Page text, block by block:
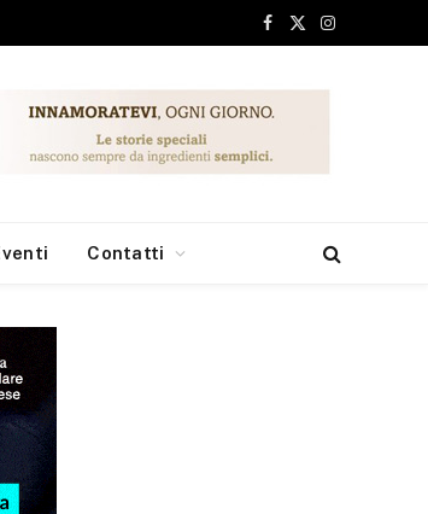
Facebook
X
Instagram
Contatti